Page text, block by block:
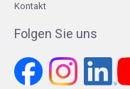
Kontakt
Folgen Sie uns